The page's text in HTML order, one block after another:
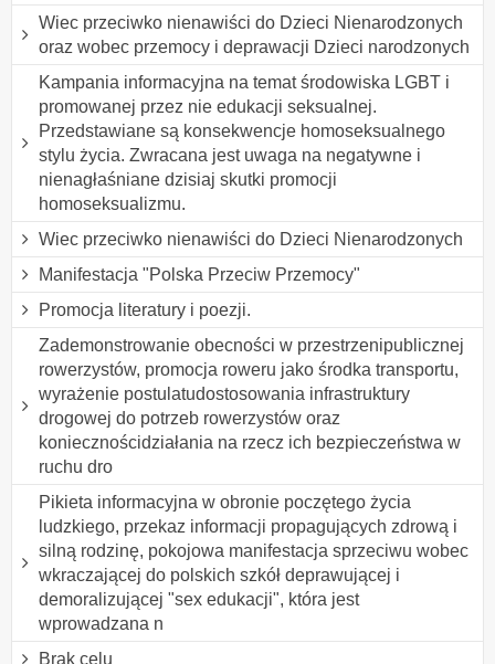
Wiec przeciwko nienawiści do Dzieci Nienarodzonych
oraz wobec przemocy i deprawacji Dzieci narodzonych
Kampania informacyjna na temat środowiska LGBT i
promowanej przez nie edukacji seksualnej.
Przedstawiane są konsekwencje homoseksualnego
stylu życia. Zwracana jest uwaga na negatywne i
nienagłaśniane dzisiaj skutki promocji
homoseksualizmu.
Wiec przeciwko nienawiści do Dzieci Nienarodzonych
Manifestacja "Polska Przeciw Przemocy"
Promocja literatury i poezji.
Zademonstrowanie obecności w przestrzenipublicznej
rowerzystów, promocja roweru jako środka transportu,
wyrażenie postulatudostosowania infrastruktury
drogowej do potrzeb rowerzystów oraz
koniecznościdziałania na rzecz ich bezpieczeństwa w
ruchu dro
Pikieta informacyjna w obronie poczętego życia
ludzkiego, przekaz informacji propagujących zdrową i
silną rodzinę, pokojowa manifestacja sprzeciwu wobec
wkraczającej do polskich szkół deprawującej i
demoralizującej "sex edukacji", która jest
wprowadzana n
Brak celu